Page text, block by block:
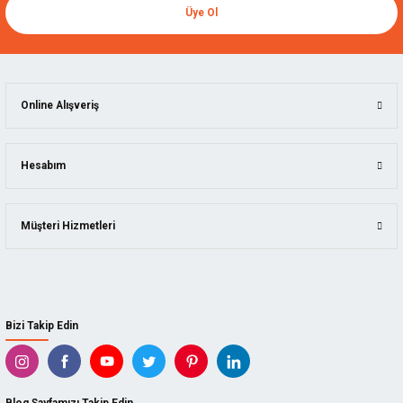
Üye Ol
Bizi Takip Edin
Online Alışveriş
Hesabım
Müşteri Hizmetleri